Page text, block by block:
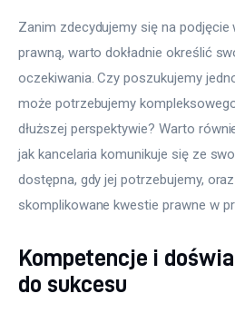
Zanim zdecydujemy się na podjęcie
prawną, warto dokładnie określić
oczekiwania. Czy poszukujemy
może potrzebujemy
dłuższej perspektywie? Warto
jak kancelaria komunikuje się ze
dostępna, gdy jej potrzebujemy,
skomplikowane kwestie prawne w
Kompetencje i
do sukcesu